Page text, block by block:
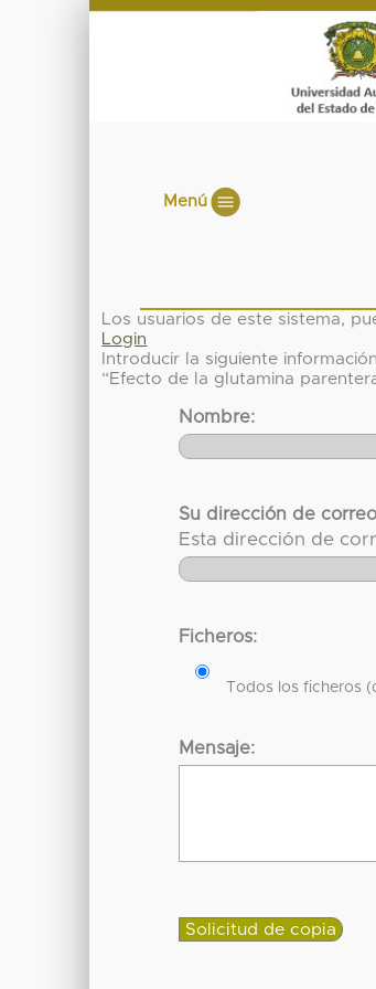
Menú
Los usuarios de este sistema,
Login
Introducir la siguiente
“Efecto de la glutamina
Nombre:
Su dirección de
Esta dirección de
Ficheros:
Todos los ficheros
Mensaje: